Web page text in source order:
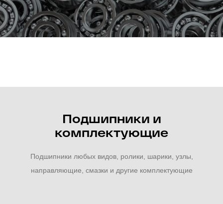
Подшипники и
комплектующие
Подшипники любых видов, ролики, шарики, узлы,
направляющие, смазки и другие комплектующие